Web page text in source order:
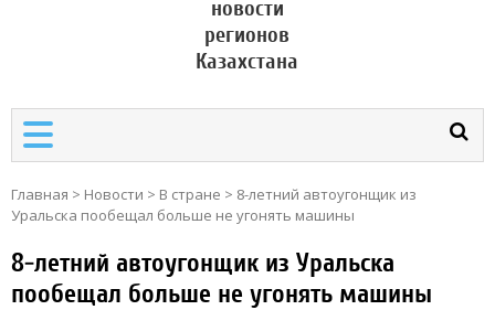
новости
регионов
Казахстана
Главная > Новости > В стране > 8-летний автоугонщик из
Уральска пообещал больше не угонять машины
8-летний автоугонщик из Уральска
пообещал больше не угонять машины